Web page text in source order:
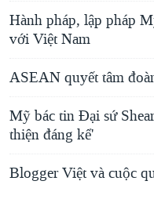
Hành pháp, lập pháp
với Việt Nam
ASEAN quyết tâm
Mỹ bác tin Ðại sứ
thiện đáng kể'
Blogger Việt và cuộc